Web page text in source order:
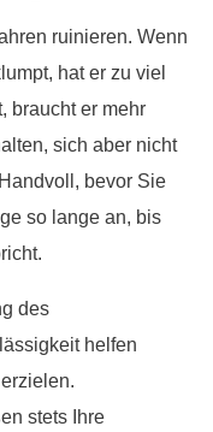
ruinieren. Wenn
hat er zu viel
braucht er mehr
sich aber nicht
bevor Sie
so lange an, bis
des
helfen
stets Ihre